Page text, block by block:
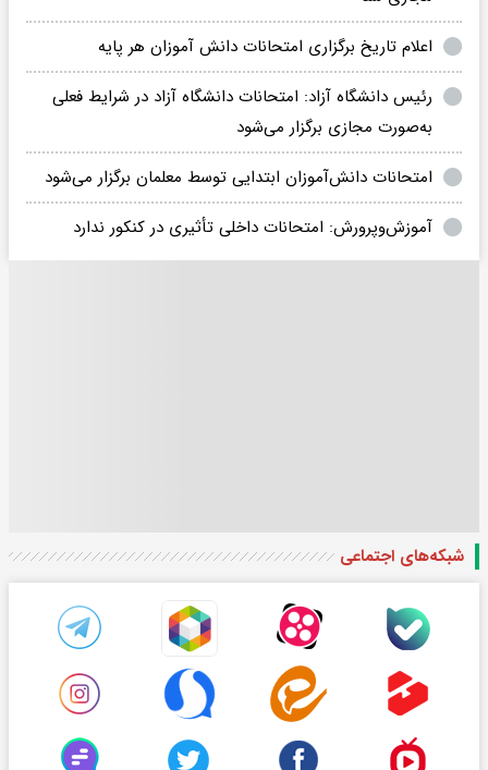
اعلام تاریخ برگزاری امتحانات دانش آموزان هر پایه
رئیس دانشگاه آزاد: امتحانات دانشگاه آزاد در شرایط فعلی
به‌صورت مجازی برگزار می‌شود
امتحانات دانش‌آموزان ابتدایی توسط معلمان برگزار می‌شود
آموزش‌وپرورش: امتحانات داخلی تأثیری در کنکور ندارد
شبکه‌های اجتماعی